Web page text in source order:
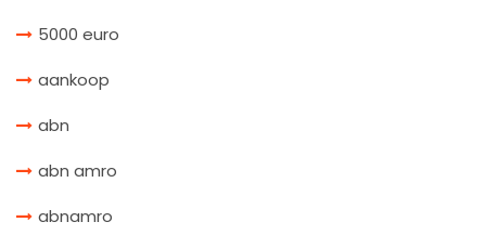
5000 euro
aankoop
abn
abn amro
abnamro